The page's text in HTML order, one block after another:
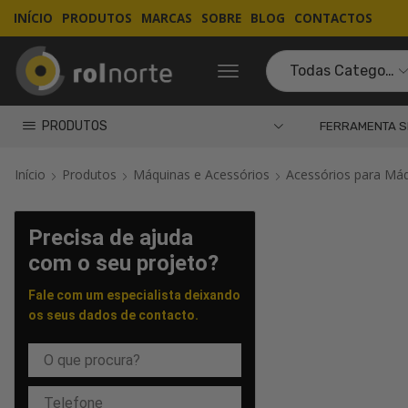
INÍCIO PRODUTOS MARCAS SOBRE BLOG CONTACTOS
PRODUTOS FERRAMENTA
Início Produtos Máquinas e Acessórios Acessórios para
Precisa de ajuda
com o seu projeto?
Fale com um especialista deixando
os seus dados de contacto.